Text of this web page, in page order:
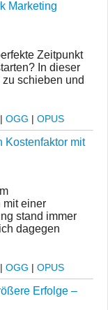
Marketing
Zeitpunkt
In dieser
schieben und
| OGG | OPUS
Kostenfaktor mit
mit einer
stand immer
dagegen
| OGG | OPUS
Erfolge –